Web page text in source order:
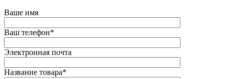
Ваше имя
Ваш телефон*
Электронная почта
Название товара*